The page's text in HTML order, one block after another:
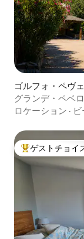
ゴルフォ・ペヴ
グランデ・ペベ
ロケーション ·
大好評のゲスト
ゲストチョイ